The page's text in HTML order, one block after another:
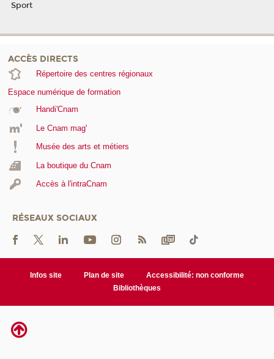
Sport
ACCÈS DIRECTS
Répertoire des centres régionaux
Espace numérique de formation
Handi'Cnam
Le Cnam mag'
Musée des arts et métiers
La boutique du Cnam
Accès à l'intraCnam
RÉSEAUX SOCIAUX
Infos site Plan de site
Accessibilité: non conforme
Bibliothèques